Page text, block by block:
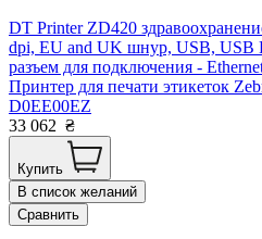
DT Printer ZD420
dpi, EU and UK шнур, USB, USB
разъем для подключения -
Принтер для печати этикеток
D0EE00EZ
33 062 ₴
Купить
В список желаний
Сравнить